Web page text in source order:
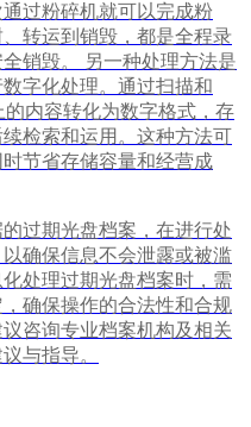
过粉碎机就可以完成粉
转运到销毁，都是全程录
销毁。 另一种处理方法是
字化处理。通过扫描和
内容转化为数字格式，存
检索和运用。这种方法可
节省存储容量和经营成
过期光盘档案，在进行处
确保信息不会泄露或被滥
处理过期光盘档案时，需
确保操作的合法性和合规
咨询专业档案机构及相关
与指导。